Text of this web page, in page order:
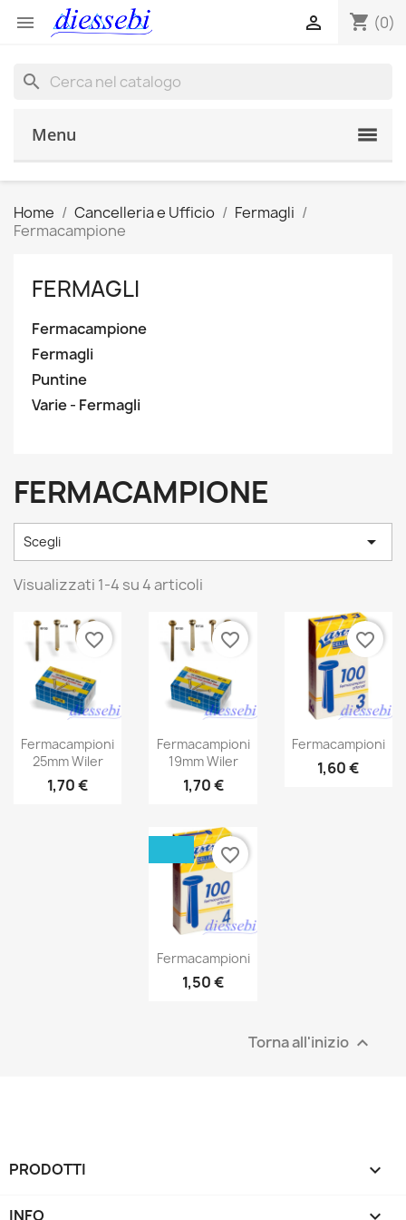
 shopping_cart (0)

search
Menu
Home Cancelleria e Ufficio
Fermagli
Fermacampione
FERMAGLI
Fermacampione
Fermagli
Puntine
Varie - Fermagli
FERMACAMPIONE
Scegli 
Visualizzati 1-4 su 4 articoli
Fermacampioni
25mm Wiler
1,70 €
favorite_border
Fermacampioni
19mm Wiler
1,70 €
favorite_border
Fermacampioni
1,60 €
favorite_border
Fermacampioni
1,50 €
favorite_border
Torna all'inizio 
PRODOTTI 
INFO